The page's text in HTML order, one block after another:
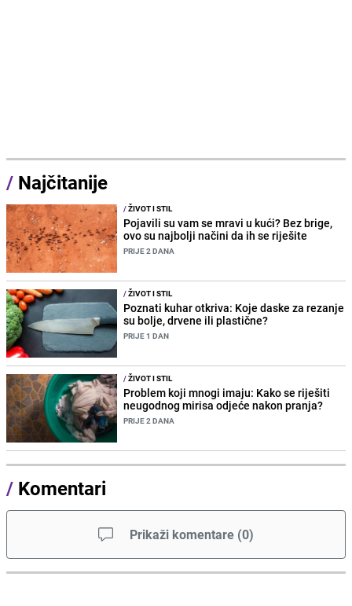
/ Najčitanije
/ŽIVOT I STIL
Pojavili su vam se mravi u kući? Bez brige,
ovo su najbolji načini da ih se riješite
PRIJE 2 DANA
/ŽIVOT I STIL
Poznati kuhar otkriva: Koje daske za rezanje
su bolje, drvene ili plastične?
PRIJE 1 DAN
/ŽIVOT I STIL
Problem koji mnogi imaju: Kako se riješiti
neugodnog mirisa odjeće nakon pranja?
PRIJE 2 DANA
/ Komentari
Prikaži komentare (0)